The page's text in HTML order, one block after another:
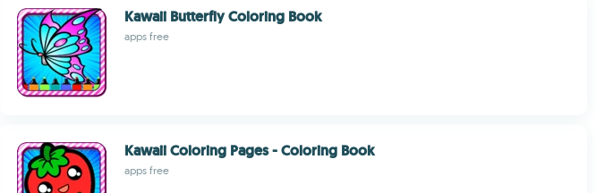
Kawaii Butterfly Coloring Book
apps free
Kawaii Coloring Pages - Coloring Book
apps free